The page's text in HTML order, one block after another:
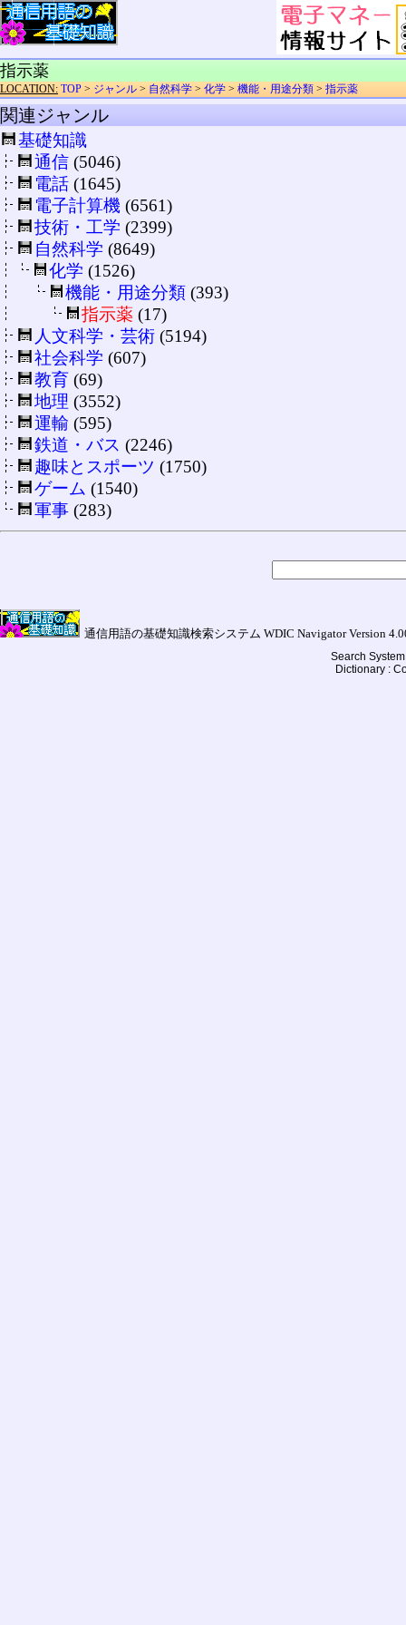
指示薬
LOCATION: TOP > ジャンル > 自然科学 > 化学 > 機能・用途分類 > 指示薬
関連ジャンル
基礎知識
通信 (5046)
電話 (1645)
電子計算機 (6561)
技術・工学 (2399)
自然科学 (8649)
化学 (1526)
機能・用途分類 (393)
指示薬 (17)
人文科学・芸術 (5194)
社会科学 (607)
教育 (69)
地理 (3552)
運輸 (595)
鉄道・バス (2246)
趣味とスポーツ (1750)
ゲーム (1540)
軍事 (283)
通信用語の基礎知識検索システム WDIC Navigator Version
Search
Dictionary :